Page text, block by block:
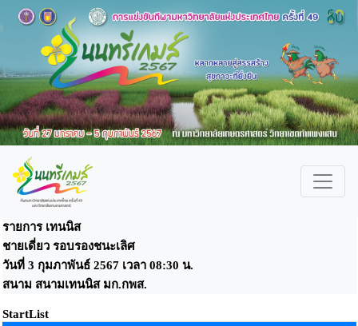
รายการ เทนนิส
ชายเดี่ยว รอบรองชนะเลิศ
วันที่ 3 กุมภาพันธ์ 2567 เวลา 08:30 น.
สนาม สนามเทนนิส มก.กพส.
StartList